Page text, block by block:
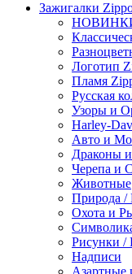
Зажигалки
НОВИНКИ
Логотип
Пламя
Русская
Узоры и
Harley-
Авто и
Драконы
Черепа и
Животные
Природа /
Охота и
Рисунки /
Надписи
Азартные